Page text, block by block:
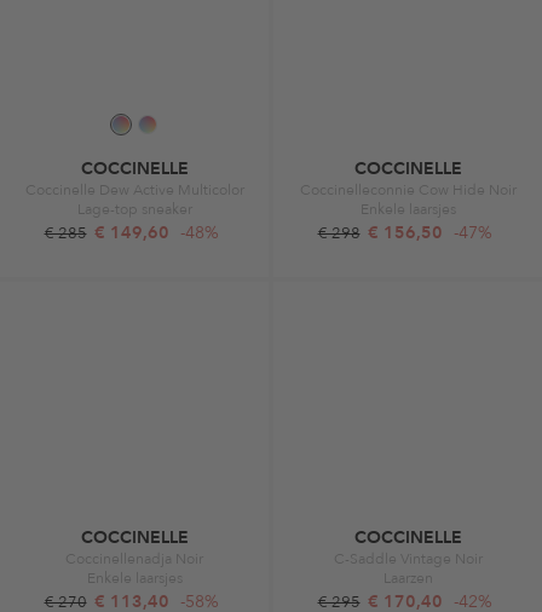
COCCINELLE
Coccinelle Dew Active Multicolor
Lage-top sneaker
€ 285 € 149,60 -48%
COCCINELLE
Coccinelleconnie Cow Hide Noir
Enkele laarsjes
€ 298 € 156,50 -47%
COCCINELLE
Coccinellenadja Noir
Enkele laarsjes
€ 270 € 113,40 -58%
COCCINELLE
C-Saddle Vintage Noir
Laarzen
€ 295 € 170,40 -42%